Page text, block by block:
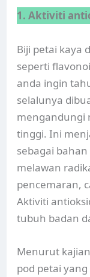
1. Aktiviti
Biji petai kaya
seperti
anda ingin
selalunya
mengandungi
tinggi. Ini
sebagai
melawan
pencemaran,
Aktiviti
tubuh badan
Menurut
pod petai